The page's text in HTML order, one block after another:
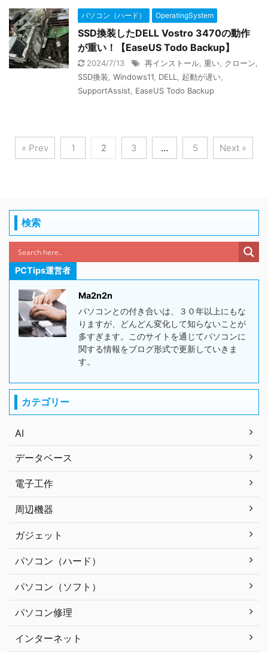
パソコン（ハード） OperatingSystem
SSD換装したDELL Vostro 3470の動作
が重い！【EaseUS Todo Backup】
2024/7/13 再インストール 重い クローン
SSD換装 Windows11 DELL 起動が遅い
SupportAssist
EaseUS Todo Backup
« Prev 1 2 3 … 5 Next »
検索
PCTips運営者
Ma2n2n
パソコンとの付き合いは、３０年以上にもな
りますが、どんどん変化して知らないことが
多すぎます。このサイトを通じてパソコンに
関する情報をブログ形式で更新していきま
す。
カテゴリー
AI
データベース
電子工作
周辺機器
ガジェット
パソコン（ハード）
パソコン（ソフト）
パソコン修理
インターネット